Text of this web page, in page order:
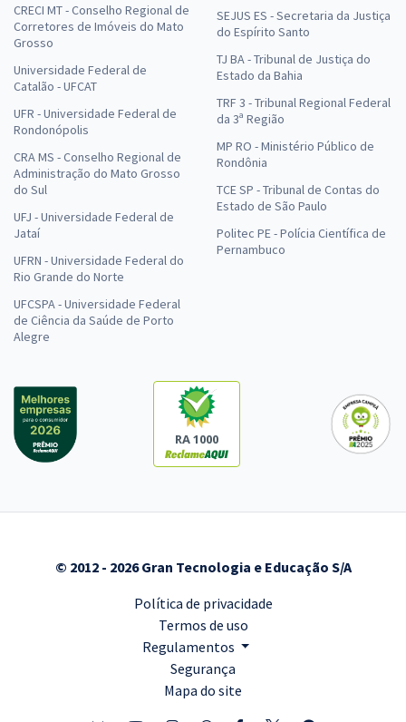
CRECI MT - Conselho Regional de
Corretores de Imóveis do Mato
Grosso
Universidade Federal de
Catalão - UFCAT
UFR - Universidade Federal de
Rondonópolis
CRA MS - Conselho Regional de
Administração do Mato Grosso
do Sul
UFJ - Universidade Federal de
Jataí
UFRN - Universidade Federal do
Rio Grande do Norte
UFCSPA - Universidade Federal
de Ciência da Saúde de Porto
Alegre
SEJUS ES - Secretaria da Justiça
do Espírito Santo
TJ BA - Tribunal de Justiça do
Estado da Bahia
TRF 3 - Tribunal Regional Federal
da 3ª Região
MP RO - Ministério Público de
Rondônia
TCE SP - Tribunal de Contas do
Estado de São Paulo
Politec PE - Polícia Científica de
Pernambuco
RA 1000
© 2012 - 2026 Gran Tecnologia e Educação S/A
Política de privacidade
Termos de uso
Regulamentos
Segurança
Mapa do site